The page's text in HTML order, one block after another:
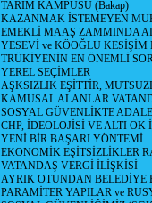
TARIM KAMPÜSÜ (Bakap)
KAZANMAK İSTEMEYEN
EMEKLİ MAAŞ ZAMMINDA
YESEVİ ve KÖOĞLU
TRÜKİYENİN EN ÖNEMLİ
YEREL SEÇİMLER
AŞKSIZLIK EŞİTTİR,
KAMUSAL ALANLAR
SOSYAL GÜVENLİKTE
CHP, İDEOLOJİSİ VE ALTI OK
YENİ BİR BAŞARI YÖNTEMİ
EKONOMİK EŞİTSİZLİKLER
VATANDAŞ VERGİ İLİŞKİSİ
AYRIK OTUNDAN
PARAMİTER YAPILAR ve